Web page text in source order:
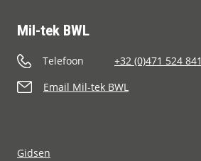
Mil-tek BWL
Telefoon
+32 (0)471 524 841
Email Mil-tek BWL
Gidsen